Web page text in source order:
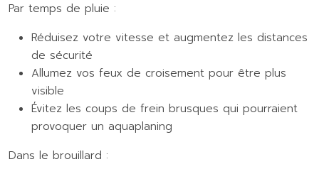
Par temps de pluie :
Réduisez votre vitesse et augmentez les distances
de sécurité
Allumez vos feux de croisement pour être plus
visible
Évitez les coups de frein brusques qui pourraient
provoquer un aquaplaning
Dans le brouillard :